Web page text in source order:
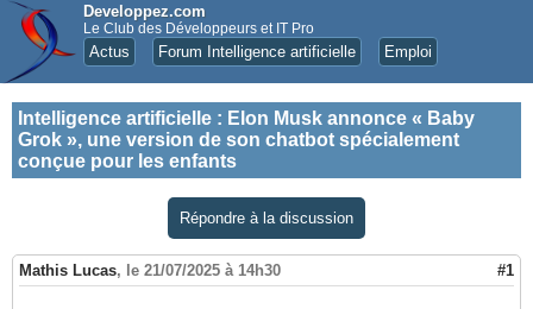
Developpez.com
Le Club des Développeurs et IT Pro
Actus Forum Intelligence artificielle Emploi
Intelligence artificielle : Elon Musk annonce « Baby
Grok », une version de son chatbot spécialement
conçue pour les enfants
Répondre à la discussion
Mathis Lucas, le 21/07/2025 à 14h30 #1